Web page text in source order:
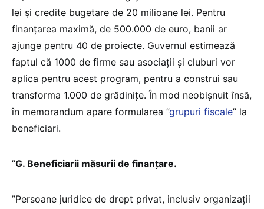
lei și credite bugetare de 20 milioane lei. Pentru
finanțarea maximă, de 500.000 de euro, banii ar
ajunge pentru 40 de proiecte. Guvernul estimează
faptul că 1000 de firme sau asociații și cluburi vor
aplica pentru acest program, pentru a construi sau
transforma 1.000 de grădinițe. În mod neobișnuit însă,
în memorandum apare formularea ”grupuri fiscale” la
beneficiari.
”G. Beneficiarii măsurii de finanțare.
”Persoane juridice de drept privat, inclusiv organizaţii